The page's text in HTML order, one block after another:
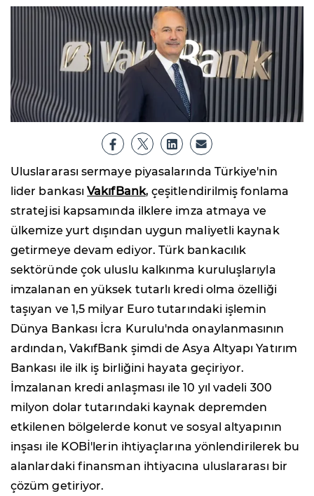
Uluslararası sermaye piyasalarında Türkiye'nin
lider bankasıVakıfBank, çeşitlendirilmiş fonlama
stratejisi kapsamında ilklere imza atmaya ve
ülkemize yurt dışından uygun maliyetli kaynak
getirmeye devam ediyor. Türk bankacılık
sektöründe çok uluslu kalkınma kuruluşlarıyla
imzalanan en yüksek tutarlı kredi olma özelliği
taşıyan ve 1,5 milyar Euro tutarındaki işlemin
Dünya Bankası İcra Kurulu'nda onaylanmasının
ardından, VakıfBank şimdi de Asya Altyapı Yatırım
Bankası ile ilk iş birliğini hayata geçiriyor.
İmzalanan kredi anlaşması ile 10 yıl vadeli 300
milyon dolar tutarındaki kaynak depremden
etkilenen bölgelerde konut ve sosyal altyapının
inşası ile KOBİ'lerin ihtiyaçlarına yönlendirilerek bu
alanlardaki finansman ihtiyacına uluslararası bir
çözüm getiriyor.